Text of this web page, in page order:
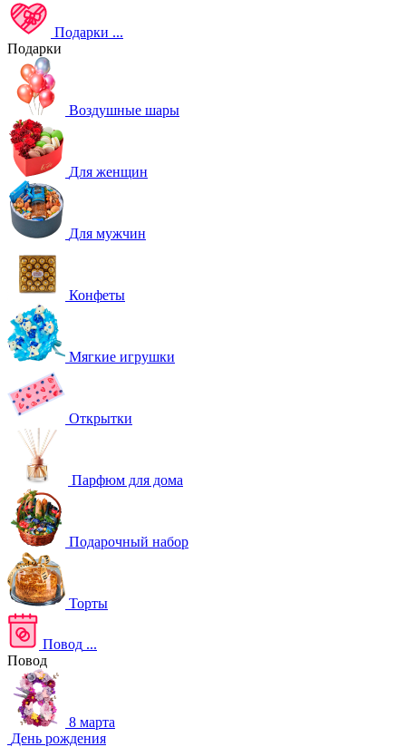
Подарки ...
Подарки
Воздушные шары
Для женщин
Для мужчин
Конфеты
Мягкие игрушки
Открытки
Парфюм для дома
Подарочный набор
Торты
Повод ...
Повод
8 марта
День рождения